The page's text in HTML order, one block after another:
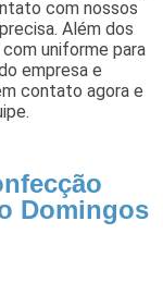
com nossos
Além dos
uniforme para
empresa e
contato agora e
Domingos